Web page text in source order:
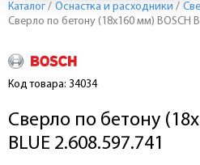
Каталог / Оснастка и расходники /
Сверло по бетону (18x160 мм) BOSCH
Код товара: 34034
Сверло по бетону
BLUE 2.608.597.741